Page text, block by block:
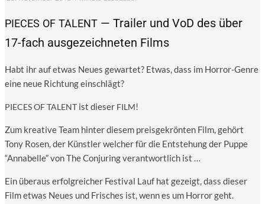
PIECES OF TALENT — Trailer und VoD des über
17-fach ausgezeichneten Films
Habt ihr auf etwas Neu­es gewar­tet? Etwas, dass im Hor­ror-Gen­re
eine neue Rich­tung einschlägt?
PIECESOFTALENT ist die­ser FILM!
Zum krea­ti­ve Team hin­ter die­sem preis­ge­krön­ten Film, gehört
Tony Rosen, der Künst­ler wel­cher für die Ent­ste­hung der Pup­pe
“Anna­bel­le” von The Con­ju­ring ver­ant­wort­lich ist …
Ein über­aus erfolg­rei­cher Fes­ti­val Lauf hat gezeigt, dass die­ser
Film etwas Neu­es und Fri­sches ist, wenn es um Hor­ror geht.